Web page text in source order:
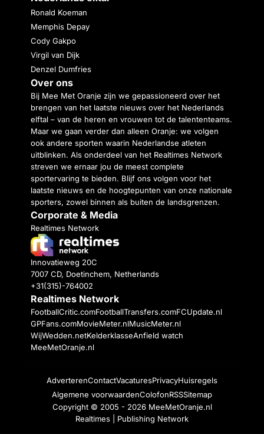
Ronald Koeman
Memphis Depay
Cody Gakpo
Virgil van Dijk
Denzel Dumfries
Over ons
Bij Mee Met Oranje zijn we gepassioneerd over het
brengen van het laatste nieuws over het Nederlands
elftal – van de heren en vrouwen tot de talententeams.
Maar we gaan verder dan alleen Oranje: we volgen
ook andere sporten waarin Nederlandse atleten
uitblinken. Als onderdeel van het Realtimes Network
streven we ernaar jou de meest complete
sportervaring te bieden. Blijf ons volgen voor het
laatste nieuws en de hoogtepunten van onze nationale
sporters, zowel binnen als buiten de landsgrenzen.
Corporate & Media
Realtimes Network
Innovatieweg 20C
7007 CD, Doetinchem, Netherlands
+31(315)-764002
Realtimes Network
FootballCritic.comFootballTransfers.comFCUpdate.nl
GPFans.comMovieMeter.nlMusicMeter.nl
WijWedden.netKelderklasseAnfield watch
MeeMetOranje.nl
AdverterenContactVacaturesPrivacyHuisregels
Algemene voorwaardenColofonRSSSitemap
Copyright © 2005 - 2026 MeeMetOranje.nl
Realtimes | Publishing Network